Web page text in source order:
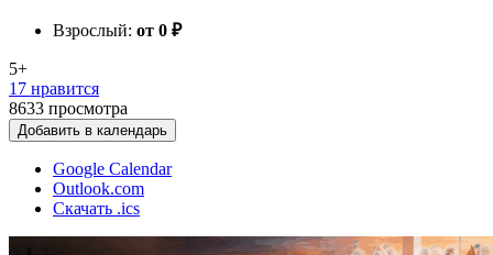
Взрослый: от 0 ₽
5+
17 нравится
8633 просмотра
Добавить в календарь
Google Calendar
Outlook.com
Скачать .ics